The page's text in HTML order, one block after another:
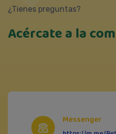
¿Tienes preguntas?
Acércate a la
Messenger